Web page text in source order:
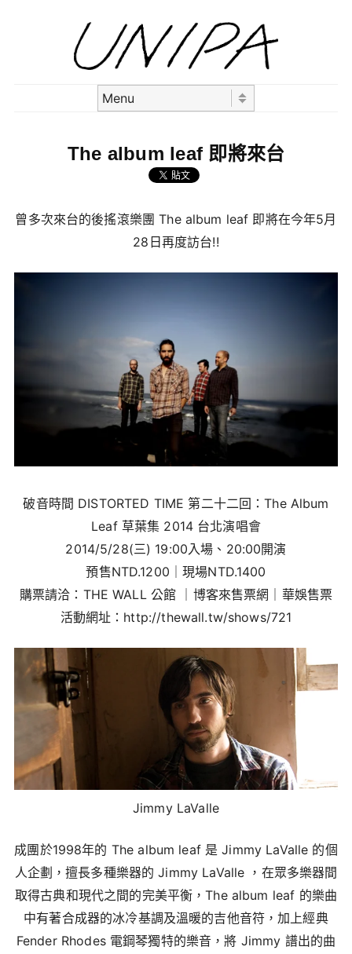
The album leaf 即將來台
曾多次來台的後搖滾樂團 The album leaf 即將在今年5月
28日再度訪台!!
破音時間 DISTORTED TIME 第二十二回：The Album
Leaf 草葉集 2014 台北演唱會
2014/5/28(三) 19:00入場、20:00開演
預售NTD.1200｜現場NTD.1400
購票請洽：THE WALL 公館 ｜博客來售票網｜華娛售票
活動網址：http://thewall.tw/shows/721
Jimmy LaValle
成團於1998年的 The album leaf 是 Jimmy LaValle 的個
人企劃，擅長多種樂器的 Jimmy LaValle ，在眾多樂器間
取得古典和現代之間的完美平衡，The album leaf 的樂曲
中有著合成器的冰冷基調及溫暖的吉他音符，加上經典
Fender Rhodes 電鋼琴獨特的樂音，將 Jimmy 譜出的曲